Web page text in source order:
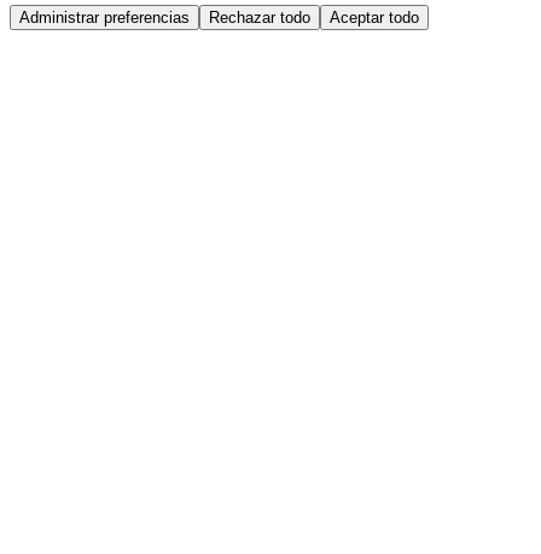
Administrar preferencias Rechazar todo Aceptar todo